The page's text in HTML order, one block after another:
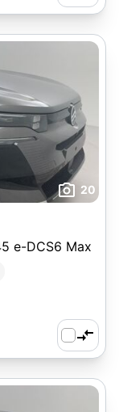
20
e-DCS6 Max